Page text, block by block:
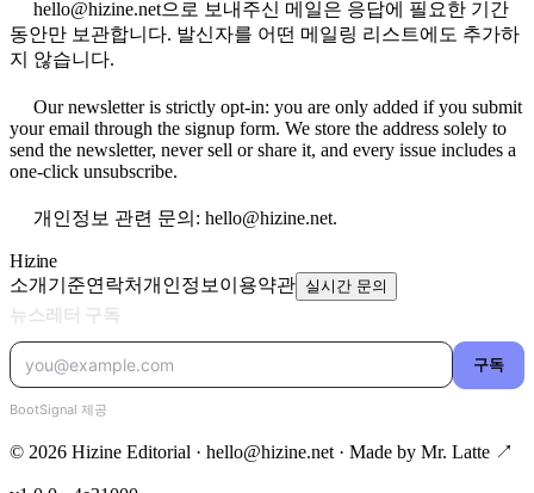
hello@hizine.net으로 보내주신 메일은 응답에 필요한 기간
동안만 보관합니다. 발신자를 어떤 메일링 리스트에도 추가하
지 않습니다.
Our newsletter is strictly opt-in: you are only added if you submit
your email through the signup form. We store the address solely to
send the newsletter, never sell or share it, and every issue includes a
one-click unsubscribe.
개인정보 관련 문의: hello@hizine.net.
Hizine
소개 기준연락처개인정보 이용약관 실시간 문의
© 2026 Hizine Editorial · hello@hizine.net · Made by Mr. Latte ↗